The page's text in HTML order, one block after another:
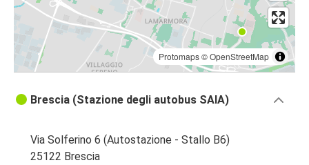
Protomaps©OpenStreetMap
Brescia (Stazione degli autobus SAIA)
Via Solferino 6 (Autostazione - Stallo B6)
25122 Brescia